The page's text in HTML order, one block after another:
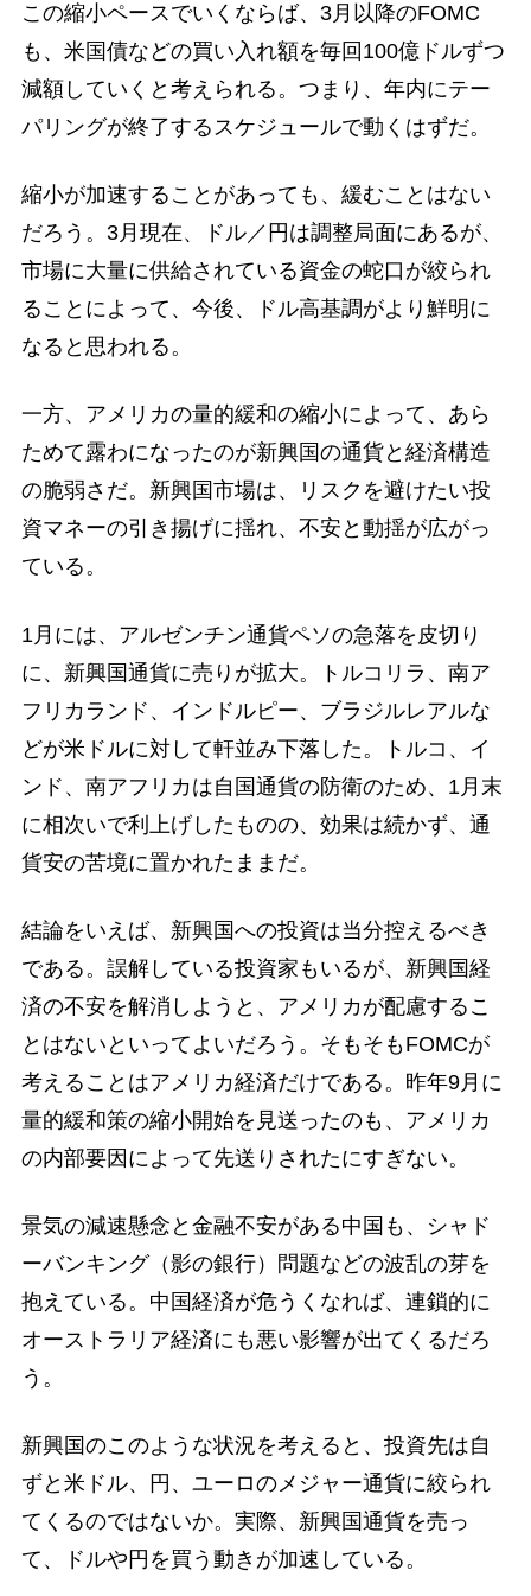
この縮小ペースでいくならば、3月以降のFOMC
も、米国債などの買い入れ額を毎回100億ドルずつ
減額していくと考えられる。つまり、年内にテー
パリングが終了するスケジュールで動くはずだ。
縮小が加速することがあっても、緩むことはない
だろう。3月現在、ドル／円は調整局面にあるが、
市場に大量に供給されている資金の蛇口が絞られ
ることによって、今後、ドル高基調がより鮮明に
なると思われる。
一方、アメリカの量的緩和の縮小によって、あら
ためて露わになったのが新興国の通貨と経済構造
の脆弱さだ。新興国市場は、リスクを避けたい投
資マネーの引き揚げに揺れ、不安と動揺が広がっ
ている。
1月には、アルゼンチン通貨ペソの急落を皮切り
に、新興国通貨に売りが拡大。トルコリラ、南ア
フリカランド、インドルピー、ブラジルレアルな
どが米ドルに対して軒並み下落した。トルコ、イ
ンド、南アフリカは自国通貨の防衛のため、1月末
に相次いで利上げしたものの、効果は続かず、通
貨安の苦境に置かれたままだ。
結論をいえば、新興国への投資は当分控えるべき
である。誤解している投資家もいるが、新興国経
済の不安を解消しようと、アメリカが配慮するこ
とはないといってよいだろう。そもそもFOMCが
考えることはアメリカ経済だけである。昨年9月に
量的緩和策の縮小開始を見送ったのも、アメリカ
の内部要因によって先送りされたにすぎない。
景気の減速懸念と金融不安がある中国も、シャド
ーバンキング（影の銀行）問題などの波乱の芽を
抱えている。中国経済が危うくなれば、連鎖的に
オーストラリア経済にも悪い影響が出てくるだろ
う。
新興国のこのような状況を考えると、投資先は自
ずと米ドル、円、ユーロのメジャー通貨に絞られ
てくるのではないか。実際、新興国通貨を売っ
て、ドルや円を買う動きが加速している。